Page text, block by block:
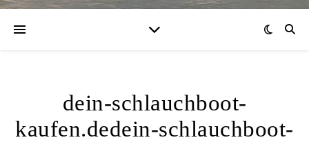
dein-schlauchboot-
kaufen.dedein-schlauchboot-